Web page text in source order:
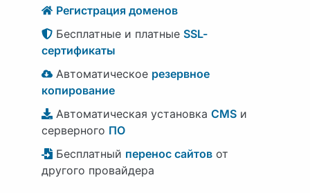
Регистрация доменов
Бесплатные и платные SSL-
сертификаты
Автоматическое резервное
копирование
Автоматическая установка CMS и
серверного ПО
Бесплатный перенос сайтов от
другого провайдера